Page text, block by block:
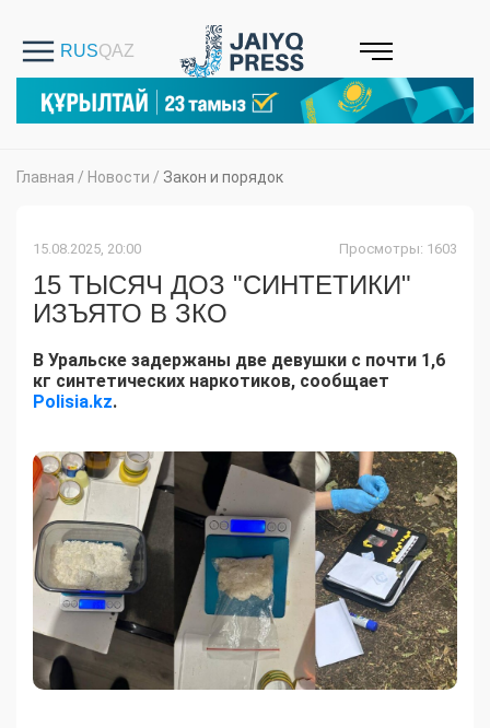
Главная / Новости / Закон и порядок
15.08.2025, 20:00 Просмотры: 1603
15 ТЫСЯЧ ДОЗ "СИНТЕТИКИ"
ИЗЪЯТО В ЗКО
В Уральске задержаны две девушки с почти 1,6
кг синтетических наркотиков, сообщает
Polisia.kz.